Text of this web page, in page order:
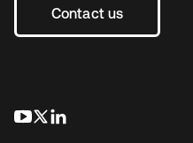
Contact us
s’ouvre dans un nouvel
s’ouvre dans un